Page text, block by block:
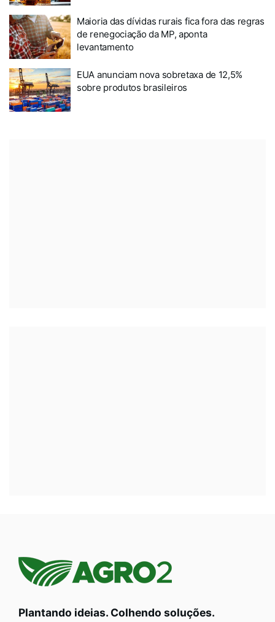
Maioria das dívidas rurais fica fora das regras
de renegociação da MP, aponta
levantamento
EUA anunciam nova sobretaxa de 12,5%
sobre produtos brasileiros
Plantando ideias. Colhendo soluções.